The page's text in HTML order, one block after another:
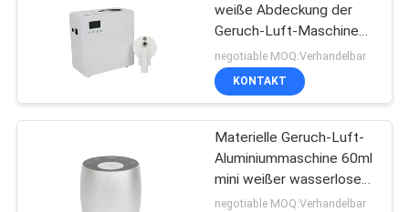
weiße Abdeckung der
Geruch-Luft-Maschinen-
500ml des Geruch-800-
1200m3
negotiable MOQ:Verhandelbar
KONTAKT
Materielle Geruch-Luft-
Aluminiummaschine 60ml
mini weißer wasserloser
Diffusor Soems
negotiable MOQ:Verhandelbar